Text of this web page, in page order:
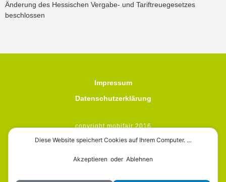
Änderung des Hessischen Vergabe- und Tariftreuegesetzes
beschlossen
Impressum
Datenschutzerklärung
copyright mobifair 2016
Diese Website speichert Cookies auf Ihrem Computer. …
Akzeptieren oder Ablehnen